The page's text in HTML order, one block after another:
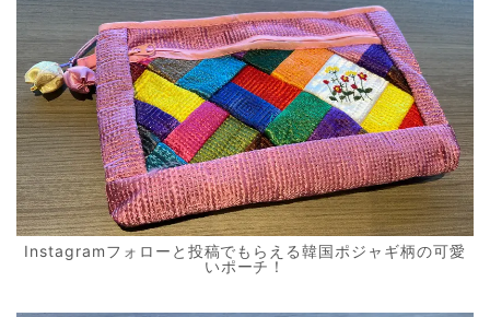
Instagramフォローと投稿でもらえる韓国ポジャギ柄の可愛
いポーチ！